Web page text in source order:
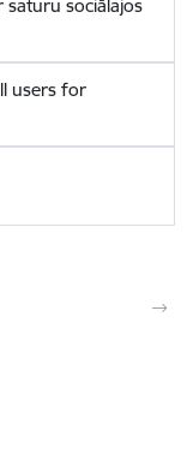
saturu sociālajos
users for